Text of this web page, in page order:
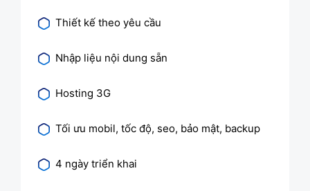
Thiết kế theo yêu cầu
Nhập liệu nội dung sẵn
Hosting 3G
Tối ưu mobil, tốc độ, seo, bảo mật, backup
4 ngày triển khai